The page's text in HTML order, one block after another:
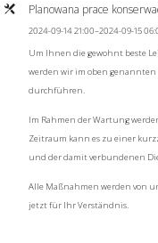
Planowana prace
2024-09-14 21:00–2024-09-15
Um Ihnen die gewohnt beste
werden wir im oben
durchführen.
Im Rahmen der Wartung
Zeitraum kann es zu einer
und der damit verbundenen
Alle Maßnahmen werden von
jetzt für Ihr Verständnis.